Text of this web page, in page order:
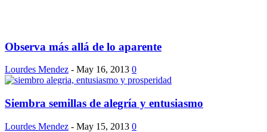
Observa más allá de lo aparente
Lourdes Mendez - May 16, 2013 0
Siembra semillas de alegría y entusiasmo
Lourdes Mendez - May 15, 2013 0